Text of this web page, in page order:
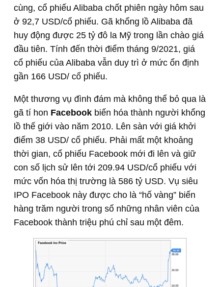
cùng, cổ phiếu Alibaba chốt phiên ngày hôm sau
ở 92,7 USD/cổ phiếu. Gã khổng lồ Alibaba đã
huy động được 25 tỷ đô la Mỹ trong lần chào giá
đầu tiên. Tính đến thời điểm tháng 9/2021, giá
cổ phiếu của Alibaba vẫn duy trì ở mức ổn định
gần 166 USD/ cổ phiếu.
Một thương vụ đình đám mà không thể bỏ qua là
gã tí hon Facebook biến hóa thành người khổng
lồ thế giới vào năm 2010. Lên sàn với giá khởi
điểm 38 USD/ cổ phiếu. Phải mất một khoảng
thời gian, cổ phiếu Facebook mới đi lên và giữ
con số lịch sử lên tới 209.94 USD/cổ phiếu với
mức vốn hóa thị trường là 586 tỷ USD. Vụ siêu
IPO Facebook này được cho là “hố vàng” biến
hàng trăm người trong số những nhân viên của
Facebook thành triệu phú chỉ sau một đêm.